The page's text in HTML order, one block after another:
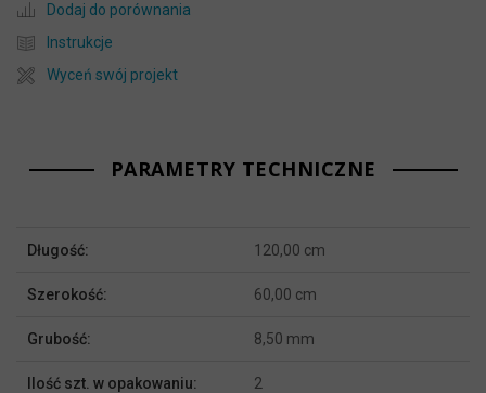
Dodaj do porównania
Instrukcje
Wyceń swój projekt
PARAMETRY TECHNICZNE
Długość: 120,00 cm
Szerokość: 60,00 cm
Grubość: 8,50 mm
Ilość szt. w opakowaniu: 2